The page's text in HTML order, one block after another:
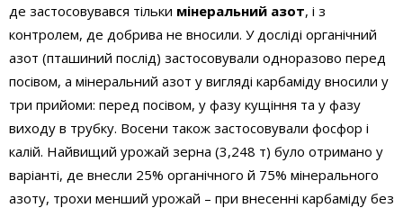
де застосовувався тільки мінеральний азот, і з
контролем, де добрива не вносили. У досліді органічний
азот (пташиний послід) застосовували одноразово перед
посівом, а мінеральний азот у вигляді карбаміду вносили у
три прийоми: перед посівом, у фазу кущіння та у фазу
виходу в трубку. Восени також застосовували фосфор і
калій. Найвищий урожай зерна (3,248 т) було отримано у
варіанті, де внесли 25% органічного й 75% мінерального
азоту, трохи менший урожай – при внесенні карбаміду без